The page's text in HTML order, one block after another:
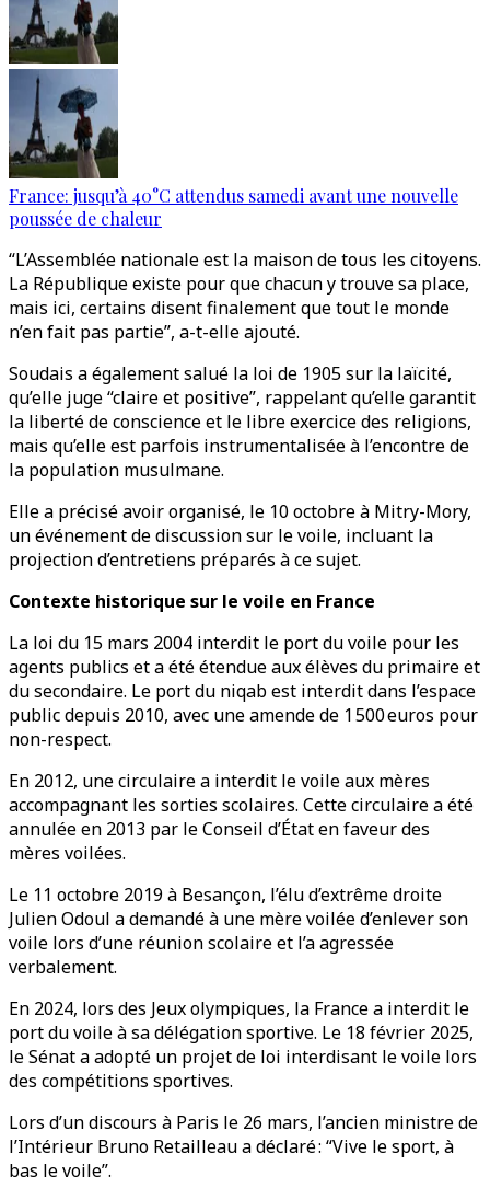
France: jusqu’à 40°C attendus samedi avant une nouvelle
poussée de chaleur
“L’Assemblée nationale est la maison de tous les citoyens.
La République existe pour que chacun y trouve sa place,
mais ici, certains disent finalement que tout le monde
n’en fait pas partie”, a-t-elle ajouté.
Soudais a également salué la loi de 1905 sur la laïcité,
qu’elle juge “claire et positive”, rappelant qu’elle garantit
la liberté de conscience et le libre exercice des religions,
mais qu’elle est parfois instrumentalisée à l’encontre de
la population musulmane.
Elle a précisé avoir organisé, le 10 octobre à Mitry-Mory,
un événement de discussion sur le voile, incluant la
projection d’entretiens préparés à ce sujet.
Contexte historique sur le voile en France
La loi du 15 mars 2004 interdit le port du voile pour les
agents publics et a été étendue aux élèves du primaire et
du secondaire. Le port du niqab est interdit dans l’espace
public depuis 2010, avec une amende de 1 500 euros pour
non-respect.
En 2012, une circulaire a interdit le voile aux mères
accompagnant les sorties scolaires. Cette circulaire a été
annulée en 2013 par le Conseil d’État en faveur des
mères voilées.
Le 11 octobre 2019 à Besançon, l’élu d’extrême droite
Julien Odoul a demandé à une mère voilée d’enlever son
voile lors d’une réunion scolaire et l’a agressée
verbalement.
En 2024, lors des Jeux olympiques, la France a interdit le
port du voile à sa délégation sportive. Le 18 février 2025,
le Sénat a adopté un projet de loi interdisant le voile lors
des compétitions sportives.
Lors d’un discours à Paris le 26 mars, l’ancien ministre de
l’Intérieur Bruno Retailleau a déclaré : “Vive le sport, à
bas le voile”.